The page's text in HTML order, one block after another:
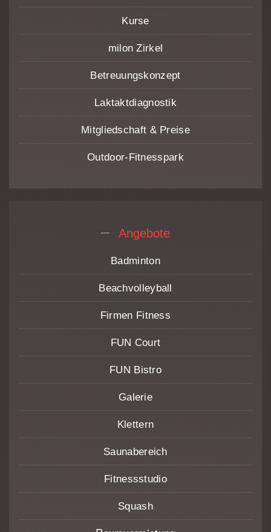
Kurse
milon Zirkel
Betreuungskonzept
Laktaktdiagnostik
Mitgliedschaft & Preise
Outdoor-Fitnesspark
Angebote
Badminton
Beach­volleyball
Firmen Fitness
FUN Court
FUN Bistro
Galerie
Klettern
Saunabereich
Fitnessstudio
Squash